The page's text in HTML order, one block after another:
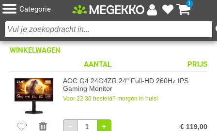
Categorie
1
WINKELWAGEN
AANTAL
PRIJS
AOC G4 24G4ZR 24" Full-HD 260Hz IPS
Gaming Monitor
Voor 22:30 besteld? morgen in huis!
− + € 119,00